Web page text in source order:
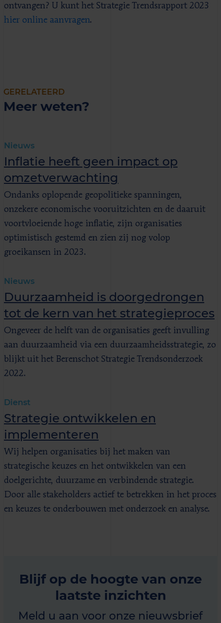
ontvangen? U kunt het Strategie Trendsrapport 2023
hier online aanvragen.
GERELATEERD
Meer weten?
Nieuws
Inflatie heeft geen impact op
omzetverwachting
Ondanks oplopende geopolitieke spanningen,
onzekere economische vooruitzichten en de daaruit
voortvloeiende hoge inflatie, zijn organisaties
optimistisch gestemd en zien zij nog volop
groeikansen in 2023.
Nieuws
Duurzaamheid is doorgedrongen
tot de kern van het strategieproces
Ongeveer de helft van de organisaties geeft invulling
aan duurzaamheid via een duurzaamheidsstrategie, zo
blijkt uit het Berenschot Strategie Trendsonderzoek
2022.
Dienst
Strategie ontwikkelen en
implementeren
Wij helpen organisaties bij het maken van
strategische keuzes en het ontwikkelen van een
doelgerichte, duurzame en verbindende strategie.
Door alle stakeholders actief te betrekken in het proces
en keuzes te onderbouwen met onderzoek en analyse.
Blijf op de hoogte van onze
laatste inzichten
Meld u aan voor onze nieuwsbrief